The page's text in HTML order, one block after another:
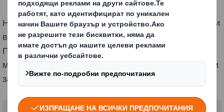
Нашата гама от потребителски опаковки ще подобри
визията на вашия бранд и ще защити продуктите ви.
Предлагаме широка гама от устойчиви опаковъчни
материали с адаптирани, висококачествени техники
за печат и довършителни работи.